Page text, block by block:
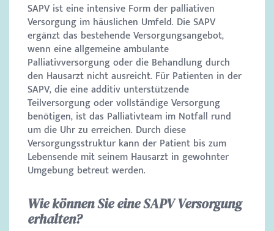
SAPV ist eine intensive Form der palliativen
Versorgung im häuslichen Umfeld. Die SAPV
ergänzt das bestehende Versorgungsangebot,
wenn eine allgemeine ambulante
Palliativversorgung oder die Behandlung durch
den Hausarzt nicht ausreicht. Für Patienten in der
SAPV, die eine additiv unterstützende
Teilversorgung oder vollständige Versorgung
benötigen, ist das Palliativteam im Notfall rund
um die Uhr zu erreichen. Durch diese
Versorgungsstruktur kann der Patient bis zum
Lebensende mit seinem Hausarzt in gewohnter
Umgebung betreut werden.
Wie können Sie eine SAPV Versorgung
erhalten?